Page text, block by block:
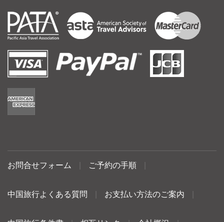
お問合せフォーム ご予約の手順
中国旅行よくある質問 お支払い方法のご案内